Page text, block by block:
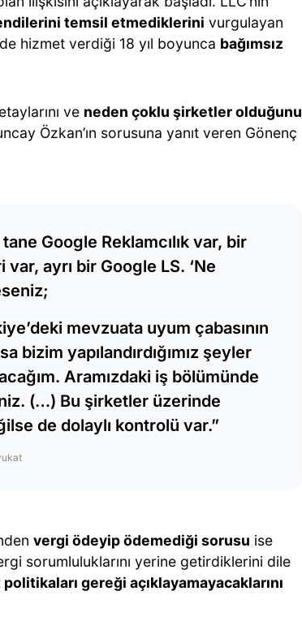
temsil etmediklerini vurgulayan
hizmet verdiği 18 yıl boyunca bağımsız
ve neden çoklu şirketler olduğunu
Özkan’ın sorusuna yanıt veren Gönenç
Google Reklamcılık var, bir
ayrı bir Google LS. ‘Ne
mevzuata uyum çabasının
bizim yapılandırdığımız şeyler
Aramızdaki iş bölümünde
(…) Bu şirketler üzerinde
de dolaylı kontrolü var.”
vergi ödeyip ödemediği sorusu ise
sorumluluklarını yerine getirdiklerini dile
gereği açıklayamayacaklarını